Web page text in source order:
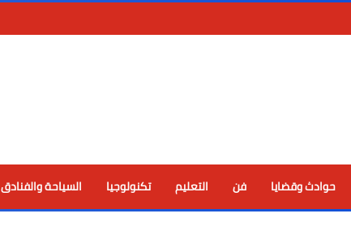
حوادث وقضايا فن التعليم تكنولوجيا السياحة والفنادق